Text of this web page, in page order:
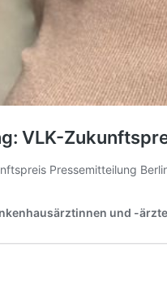
VLK-
Pressemitteilung
und -